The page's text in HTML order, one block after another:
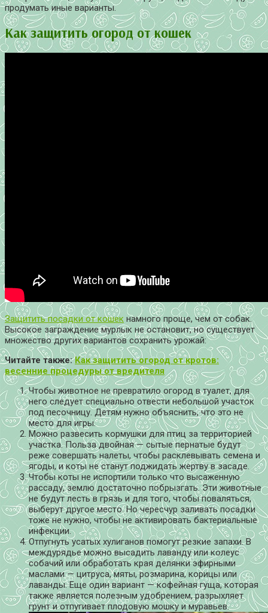
продумать иные варианты.
Как защитить огород от кошек
Защитить посадки от кошек намного проще, чем от собак.
Высокое заграждение мурлык не остановит, но существует
множество других вариантов сохранить урожай:
Читайте также:Как защитить огород от кротов:
весенние процедуры от вредителя
Чтобы животное не превратило огород в туалет, для
него следует специально отвести небольшой участок
под песочницу. Детям нужно объяснить, что это не
место для игры.
Можно развесить кормушки для птиц за территорией
участка. Польза двойная — сытые пернатые будут
реже совершать налеты, чтобы расклевывать семена и
ягоды, и коты не станут поджидать жертву в засаде.
Чтобы коты не испортили только что высаженную
рассаду, землю достаточно побрызгать. Эти животные
не будут лесть в грязь и для того, чтобы поваляться,
выберут другое место. Но чересчур заливать посадки
тоже не нужно, чтобы не активировать бактериальные
инфекции.
Отпугнуть усатых хулиганов помогут резкие запахи. В
междурядье можно высадить лаванду или колеус
собачий или обработать края делянки эфирными
маслами — цитруса, мяты, розмарина, корицы или
лаванды. Еще один вариант — кофейная гуща, которая
также является полезным удобрением, разрыхляет
грунт и отпугивает плодовую мошку и муравьев.